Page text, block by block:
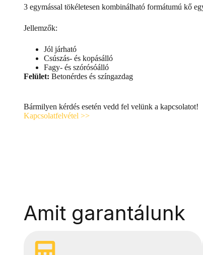
3 egymással tökéletesen kombinálható formátumú kő
Jellemzők:
Jól járható
Csúszás- és kopásálló
Fagy- és szórósóálló
Felület: Betonérdes és színgazdag
Bármilyen kérdés esetén vedd fel velünk a kapcsolatot!
Kapcsolatfelvétel >>
Amit garantálunk